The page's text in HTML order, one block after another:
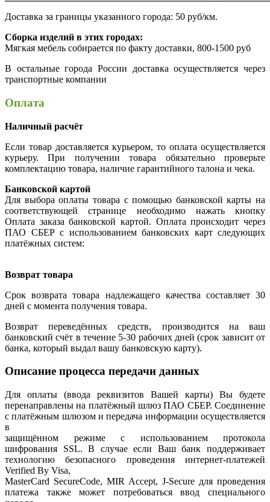
Доставка за границы указанного города: 50 руб/км.
Сборка изделий в этих городах:
Мягкая мебель собирается по факту доставки, 800-1500 руб
В остальные города России доставка осуществляется через
транспортные компании
Оплата
Наличный расчёт
Если товар доставляется курьером, то оплата осуществляется
курьеру. При получении товара обязательно проверьте
комплектацию товара, наличие гарантийного талона и чека.
Банковской картой
Для выбора оплаты товара с помощью банковской карты на
соответствующей странице необходимо нажать кнопку
Оплата заказа банковской картой. Оплата происходит через
ПАО СБЕР с использованием банковских карт следующих
платёжных систем:
Возврат товара
Срок возврата товара надлежащего качества составляет 30
дней с момента получения товара.
Возврат переведённых средств, производится на ваш
банковский счёт в течение 5-30 рабочих дней (срок зависит от
банка, который выдал вашу банковскую карту).
Описание процесса передачи данных
Для оплаты (ввода реквизитов Вашей карты) Вы будете
перенаправлены на платёжный шлюз ПАО СБЕР. Соединение
с платёжным шлюзом и передача информации осуществляется
в
защищённом режиме с использованием протокола
шифрования SSL. В случае если Ваш банк поддерживает
технологию безопасного проведения интернет-платежей
Verified By Visa,
MasterCard SecureCode, MIR Accept, J-Secure для проведения
платежа также может потребоваться ввод специального